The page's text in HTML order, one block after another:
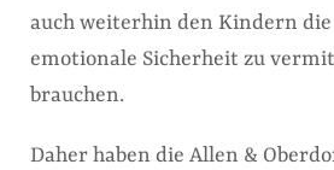
auch weiterhin den Kindern
emotionale Sicherheit zu
brauchen.
Daher haben die Allen &